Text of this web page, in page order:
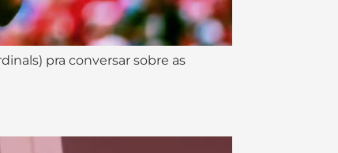
pra conversar sobre as